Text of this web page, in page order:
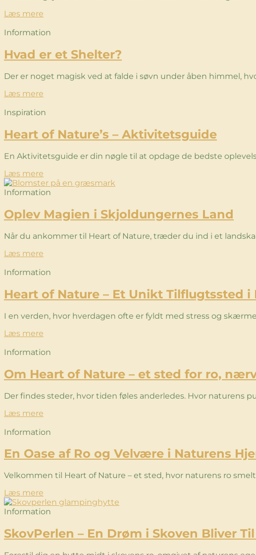
Læs mere
Information
Hvad er et Shelter?
Der er noget magisk ved at falde i søvn under åben himmel,
Læs mere
Inspiration
Heart of Nature’s – Aktivitetsguide
En Aktivitetsguide er din nøgle til at opdage de bedste
Læs mere
Information
Oplev Magien i Skjoldungernes Land
Når du ankommer til Heart of Nature, træder du ind i et
Læs mere
Information
Heart of Nature – Et Unikt Tilflugtssted i
I en verden, hvor hverdagen ofte er fyldt med stress og
Læs mere
Information
Om Heart of Nature – et sted for ro,
Der findes steder, hvor tiden føles anderledes. Hvor naturens
Læs mere
Information
En Oase af Ro og Velvære i Naturens
Velkommen til Heart of Nature – et sted, hvor naturens ro
Læs mere
Information
SkovPerlen – En Drøm i Skoven Bliver